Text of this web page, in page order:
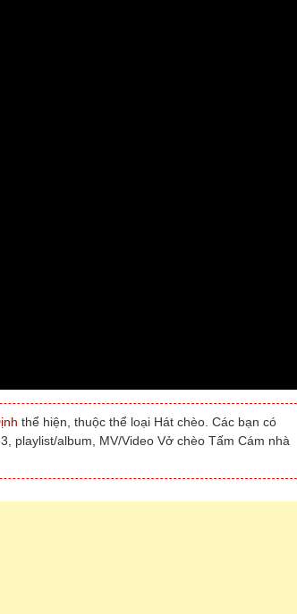
thể hiện, thuộc thể loại Hát chèo. Các bạn có
playlist/album, MV/Video Vở chèo Tấm Cám nhà